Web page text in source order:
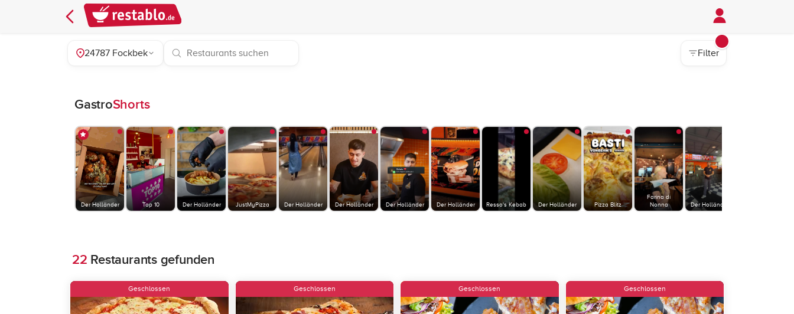
24787 Fockbek Filter
GastroShorts
Der Holländer Top 10 Der Holländer JustMyPizza Der Holländer Der Holländer Der Holländer Der Holländer Resso's Kebab Der Holländer Pizza Blitz
Farina di
Nonna
Der Holländer
22 Restaurants gefunden
Geschlossen Geschlossen Geschlossen Geschlossen